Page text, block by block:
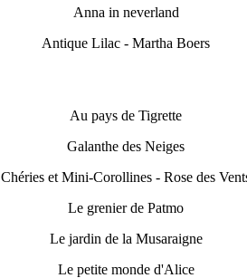
Anna in neverland
Antique Lilac - Martha Boers
Au pays de Tigrette
Galanthe des Neiges
Chéries et Mini-Corollines - Rose des
Le grenier de Patmo
Le jardin de la Musaraigne
Le petite monde d'Alice